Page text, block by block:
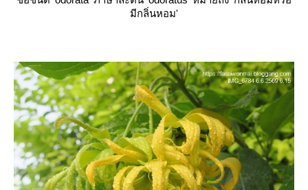
มีกลิ่นหอม'